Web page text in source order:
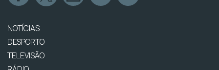
NOTÍCIAS
DESPORTO
TELEVISÃO